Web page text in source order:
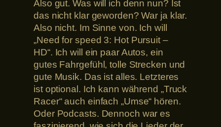
Also gut. Was will ich denn nun? Ist
das nicht klar geworden? War ja klar.
Also nicht. Im Sinne von. Ich will
„Need for speed 3: Hot Pursuit –
HD“. Ich will ein paar Autos, ein
gutes Fahrgefühl, tolle Strecken und
gute Musik. Das ist alles. Letzteres
ist optional. Ich kann während „Truck
Racer“ auch einfach „Umse“ hören.
Oder Podcasts. Dennoch war es